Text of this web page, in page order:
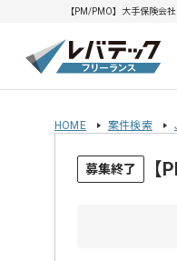
【PM/PMO】大手保険会
HOME 案件検索
募集終了 【